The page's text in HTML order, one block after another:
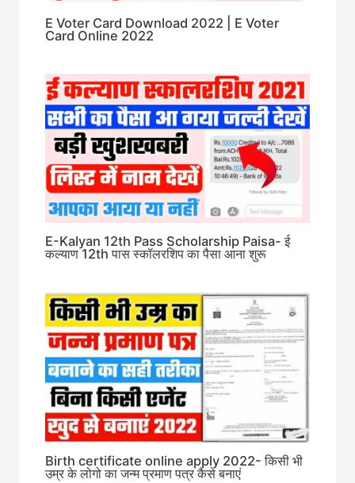
E Voter Card Download 2022 | E Voter
Card Online 2022
E-Kalyan 12th Pass Scholarship Paisa- ई
कल्याण 12th पास स्कॉलरशिप का पैसा आना शुरू
Birth certificate online apply 2022- किसी भी
उम्र के लोगो का जन्म प्रमाण पत्र कैसे बनाएं